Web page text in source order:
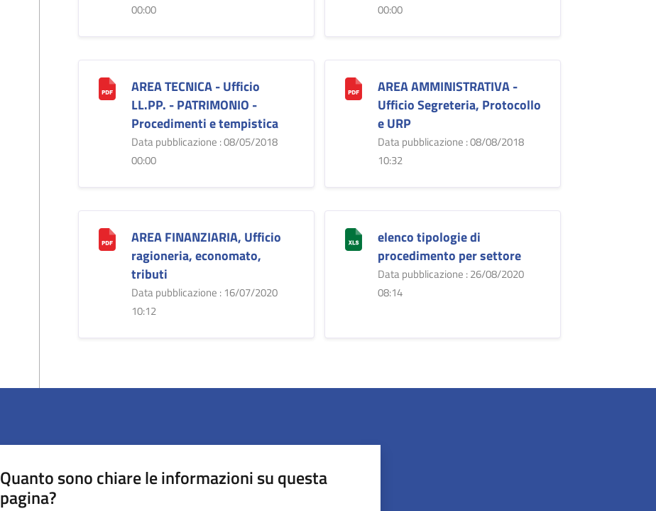
00:00
00:00
AREA TECNICA - Ufficio
LL.PP. - PATRIMONIO -
Procedimenti e tempistica
Data pubblicazione : 08/05/2018
00:00
AREA AMMINISTRATIVA -
Ufficio Segreteria, Protocollo
e URP
Data pubblicazione : 08/08/2018
10:32
AREA FINANZIARIA, Ufficio
ragioneria, economato,
tributi
Data pubblicazione : 16/07/2020
10:12
elenco tipologie di
procedimento per settore
Data pubblicazione : 26/08/2020
08:14
Quanto sono chiare le informazioni su questa
pagina?